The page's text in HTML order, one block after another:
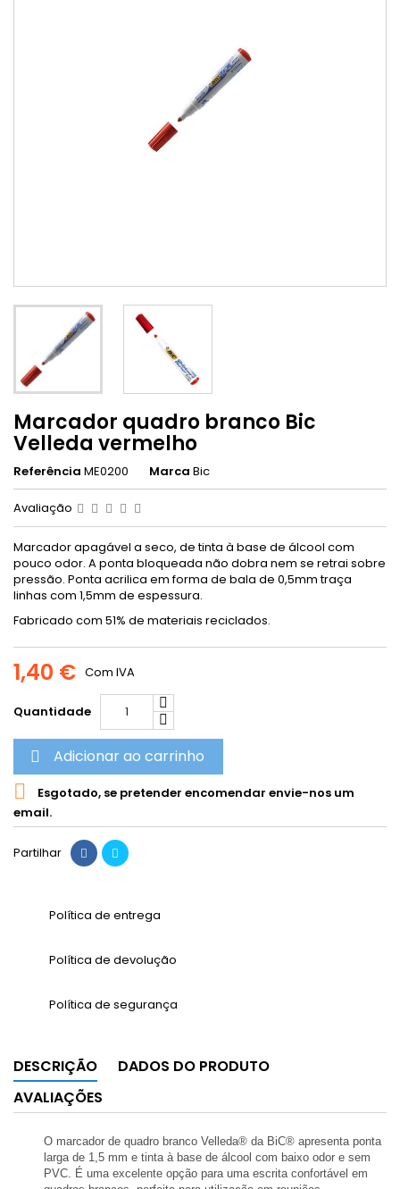
Marcador quadro branco Bic
Velleda vermelho
Referência ME0200 Marca Bic
Avaliação
Marcador apagável a seco, de tinta à base de álcool com
pouco odor. A ponta bloqueada não dobra nem se retrai sobre
pressão. Ponta acrilica em forma de bala de 0,5mm traça
linhas com 1,5mm de espessura.
Fabricado com 51% de materiais reciclados.
1,40 € Com IVA
Quantidade
 Adicionar ao carrinho

Esgotado, se pretender encomendar envie-nos um
email.
Partilhar
Política de entrega
Política de devolução
Política de segurança
DESCRIÇÃO
DADOS DO PRODUTO
AVALIAÇÕES
O marcador de quadro branco Velleda® da BiC® apresenta ponta
larga de 1,5 mm e tinta à base de álcool com baixo odor e sem
PVC. É uma excelente opção para uma escrita confortável em